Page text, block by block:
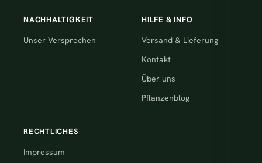
NACHHALTIGKEIT
Unser Versprechen
HILFE & INFO
Versand & Lieferung
Kontakt
Über uns
Pflanzenblog
RECHTLICHES
Impressum